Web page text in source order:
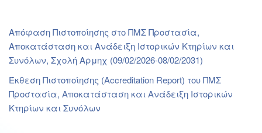
Απόφαση Πιστοποίησης στο ΠΜΣ Προστασία,
Αποκατάσταση και Ανάδειξη Ιστορικών Κτηρίων και
Συνόλων, Σχολή Αρμηχ (09/02/2026-08/02/2031)
Έκθεση Πιστοποίησης (Accreditation Report) του ΠΜΣ
Προστασία, Αποκατάσταση και Ανάδειξη Ιστορικών
Κτηρίων και Συνόλων